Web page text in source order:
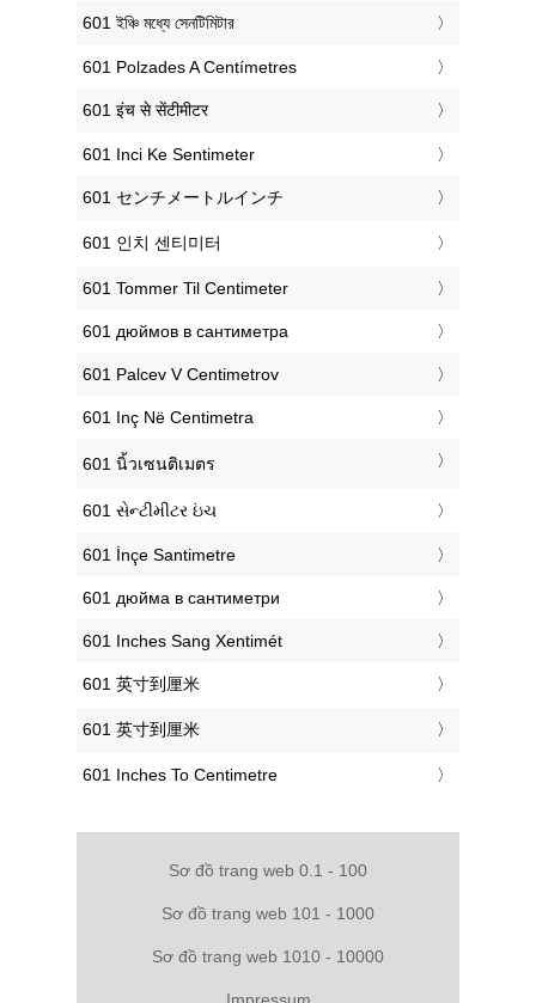
‎601 ইঞ্চি মধ্যে সেনটিমিটার
‎601 Polzades A Centímetres
‎601 इंच से सेंटीमीटर
‎601 Inci Ke Sentimeter
‎601 センチメートルインチ
‎601 인치 센티미터
‎601 Tommer Til Centimeter
‎601 дюймов в сантиметра
‎601 Palcev V Centimetrov
‎601 Inç Në Centimetra
‎601 นิ้วเซนติเมตร
‎601 સેન્ટીમીટર ઇંચ
‎601 İnçe Santimetre
‎601 дюйма в сантиметри
‎601 Inches Sang Xentimét
‎601 英寸到厘米
‎601 英寸到厘米
‎601 Inches To Centimetre
Sơ đồ trang web 0.1 - 100
Sơ đồ trang web 101 - 1000
Sơ đồ trang web 1010 - 10000